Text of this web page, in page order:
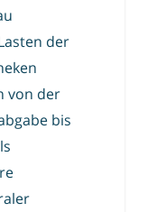
der
von der
bis